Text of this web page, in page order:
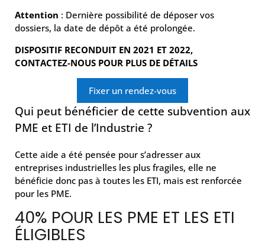
Attention : Dernière possibilité de déposer vos
dossiers, la date de dépôt a été prolongée.
DISPOSITIF RECONDUIT EN 2021 ET 2022,
CONTACTEZ-NOUS POUR PLUS DE DÉTAILS
Fixer un rendez-vous
Qui peut bénéficier de cette subvention aux
PME et ETI de l’Industrie ?
Cette aide a été pensée pour s’adresser aux
entreprises industrielles les plus fragiles, elle ne
bénéficie donc pas à toutes les ETI, mais est renforcée
pour les PME.
40% POUR LES PME ET LES ETI
ÉLIGIBLES